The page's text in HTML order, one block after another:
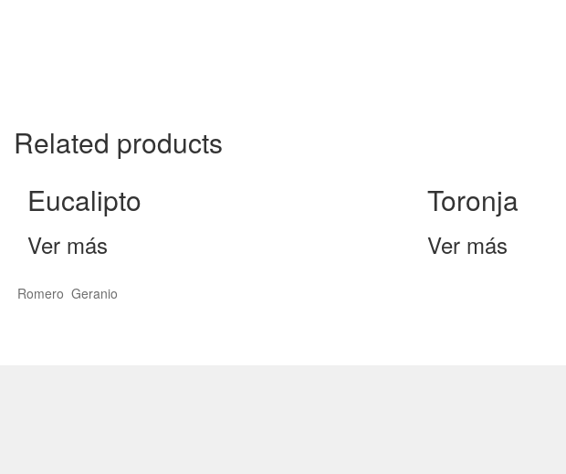
Related products
Eucalipto
Ver más
Toronja
Ver más
Romero Geranio